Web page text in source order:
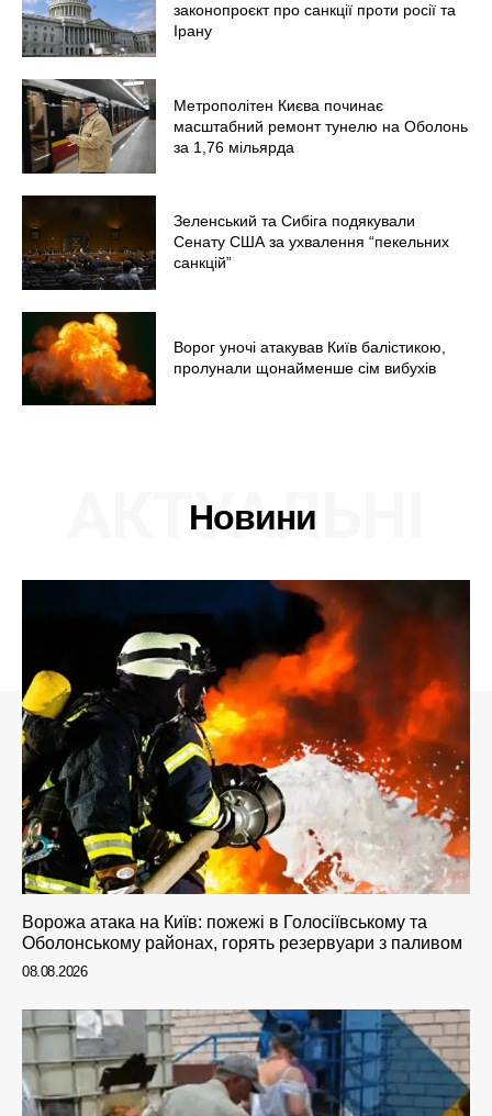
Київ
Україна
Економіка
Політика
Технології
Війна
законопроєкт про санкції проти росії та
Ірану
Метрополітен Києва починає
масштабний ремонт тунелю на Оболонь
за 1,76 мільярда
Зеленський та Сибіга подякували
Сенату США за ухвалення “пекельних
санкцій”
Ворог уночі атакував Київ балістикою,
пролунали щонайменше сім вибухів
Новини
АКТУАЛЬНІ
Ворожа атака на Київ: пожежі в Голосіївському та
Оболонському районах, горять резервуари з паливом
08.08.2026